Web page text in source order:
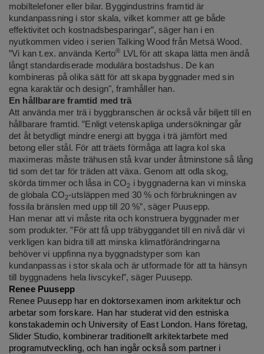
mobiltelefoner eller bilar. Byggindustrins framtid är
kundanpassning i stor skala, vilket kommer att ge både
effektivitet och kostnadsbesparingar”, säger han i en
nyutkommen video i serien Talking Wood från Metsä Wood.
”Vi kan t.ex. använda Kerto®
LVL för att skapa lätta men ändå
långt standardiserade modulära bostadshus. De kan
kombineras på olika sätt för att skapa byggnader med sin
egna karaktär och design", framhåller han.
En hållbarare framtid med trä
Att använda mer trä i byggbranschen är också vår biljett till en
hållbarare framtid. ”Enligt vetenskapliga undersökningar går
det åt betydligt mindre energi att bygga i trä jämfört med
betong eller stål. För att träets förmåga att lagra kol ska
maximeras måste trähusen stå kvar under åtminstone så lång
tid som det tar för träden att växa. Genom att odla skog,
skörda timmer och låsa in CO2 i byggnaderna kan vi minska
de globala CO2-utsläppen med 30 % och förbrukningen av
fossila bränslen med upp till 20 %”, säger Puusepp.
Han menar att vi måste rita och konstruera byggnader mer
som produkter. ”För att få upp träbyggandet till en nivå där vi
verkligen kan bidra till att minska klimatförändringarna
behöver vi uppfinna nya byggnadstyper som kan
kundanpassas i stor skala och är utformade för att ta hänsyn
till byggnadens hela livscykel”, säger Puusepp.
Renee Puusepp
Renee Puusepp har en doktorsexamen inom arkitektur och
arbetar som forskare. Han har studerat vid den estniska
konstakademin och University of East London. Hans företag,
Slider Studio, kombinerar traditionellt arkitektarbete med
programutveckling, och han ingår också som partner i